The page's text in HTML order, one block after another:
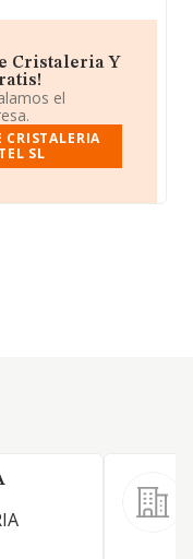
Cristaleria Y
el
CRISTALERIA
SL